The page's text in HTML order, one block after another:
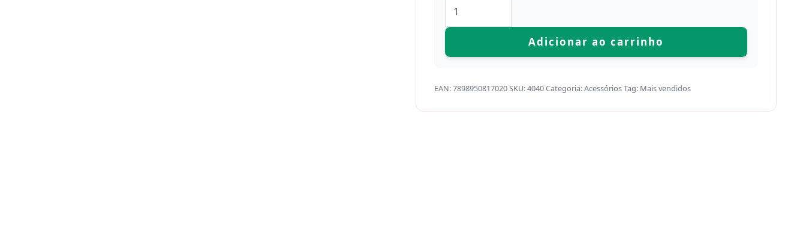
Adicionar ao carrinho
EAN:7898950817020SKU:4040Categoria:AcessóriosTag: Mais vendidos